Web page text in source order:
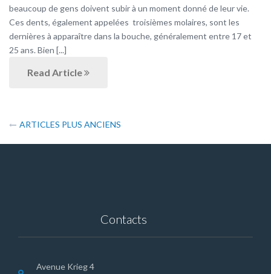
beaucoup de gens doivent subir à un moment donné de leur vie.
Ces dents, également appelées troisièmes molaires, sont les
dernières à apparaître dans la bouche, généralement entre 17 et
25 ans. Bien [...]
Read Article
Navigation
ARTICLES PLUS ANCIENS
Contacts
Avenue Krieg 4